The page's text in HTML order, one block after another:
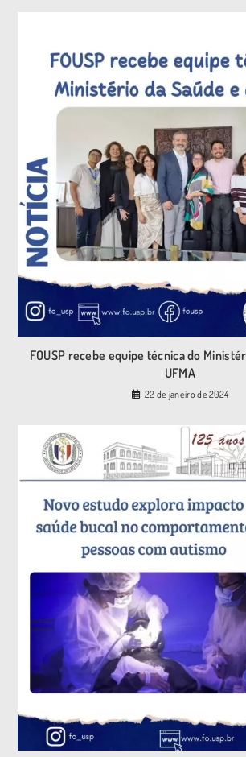
FOUSP recebe equipe técnica do
UFMA
22 de janeiro de 2024